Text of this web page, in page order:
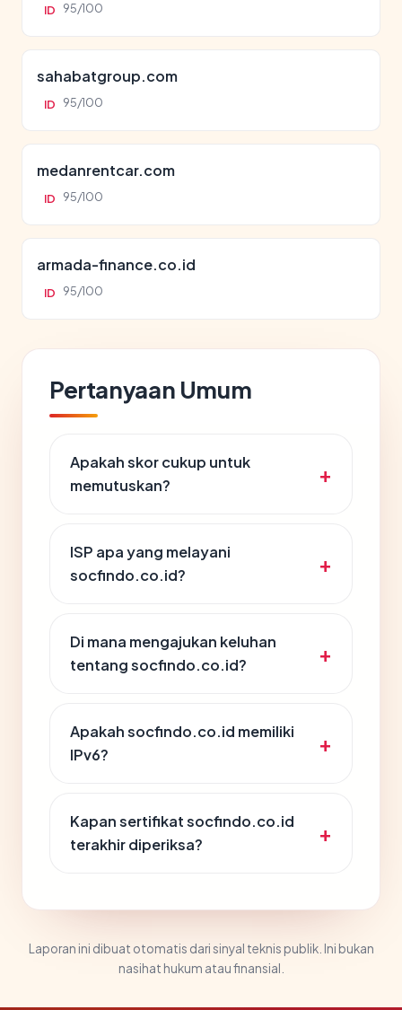
ID 95/100
sahabatgroup.com
ID 95/100
medanrentcar.com
ID 95/100
armada-finance.co.id
ID 95/100
Pertanyaan Umum
Apakah skor cukup untuk
memutuskan?
ISP apa yang melayani
socfindo.co.id?
Di mana mengajukan keluhan
tentang socfindo.co.id?
Apakah socfindo.co.id memiliki
IPv6?
Kapan sertifikat socfindo.co.id
terakhir diperiksa?
Laporan ini dibuat otomatis dari sinyal teknis publik. Ini bukan
nasihat hukum atau finansial.